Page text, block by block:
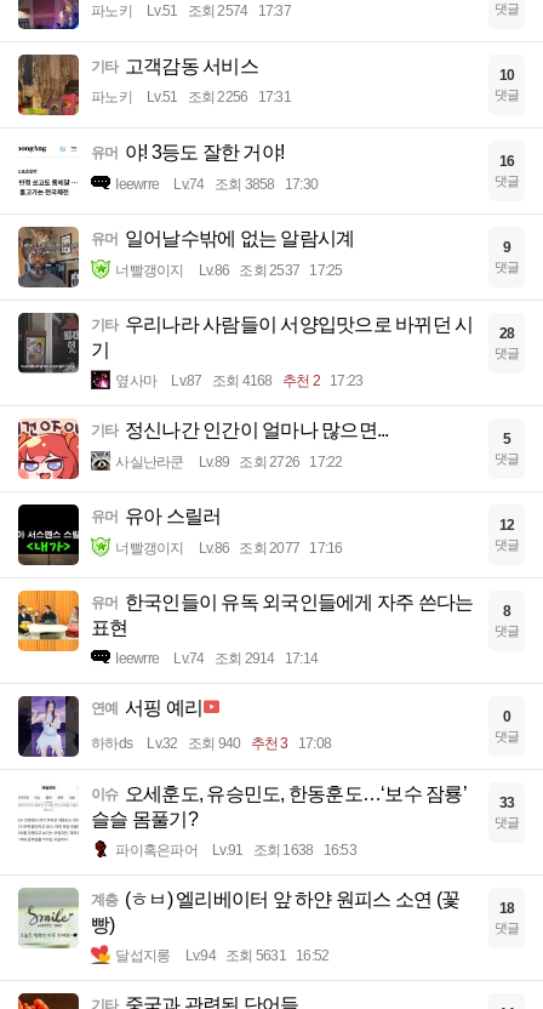
파노키 Lv.51 조회 2574 17:37 댓글
기타 고객감동 서비스
파노키 Lv.51 조회 2256 17:31
10
댓글
유머 야! 3등도 잘한 거야!
Ieewrre Lv.74 조회 3858 17:30
16
댓글
유머 일어날수밖에 없는 알람시계
너빨갱이지 Lv.86 조회 2537 17:25
9
댓글
기타 우리나라 사람들이 서양입맛으로 바뀌던 시
기
옆사마 Lv.87 조회 4168 추천 2 17:23
28
댓글
기타 정신나간 인간이 얼마나 많으면...
사실난라쿤 Lv.89 조회 2726 17:22
5
댓글
유머 유아 스릴러
너빨갱이지 Lv.86 조회 2077 17:16
12
댓글
유머 한국인들이 유독 외국인들에게 자주 쓴다는
표현
Ieewrre Lv.74 조회 2914 17:14
8
댓글
연예 서핑 예리
하하ds Lv.32 조회 940 추천 3 17:08
0
댓글
이슈 오세훈도, 유승민도, 한동훈도…‘보수 잠룡’
슬슬 몸풀기?
파이혹은파어 Lv.91 조회 1638 16:53
33
댓글
계층 (ㅎㅂ) 엘리베이터 앞 하얀 원피스 소연 (꽃
빵)
달섭지롱 Lv.94 조회 5631 16:52
18
댓글